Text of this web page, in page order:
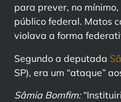
para prever, no
público federal. Matos
violava a forma
Segundo a deputada
SP), era um “ataque”
Sâmia Bomfim: